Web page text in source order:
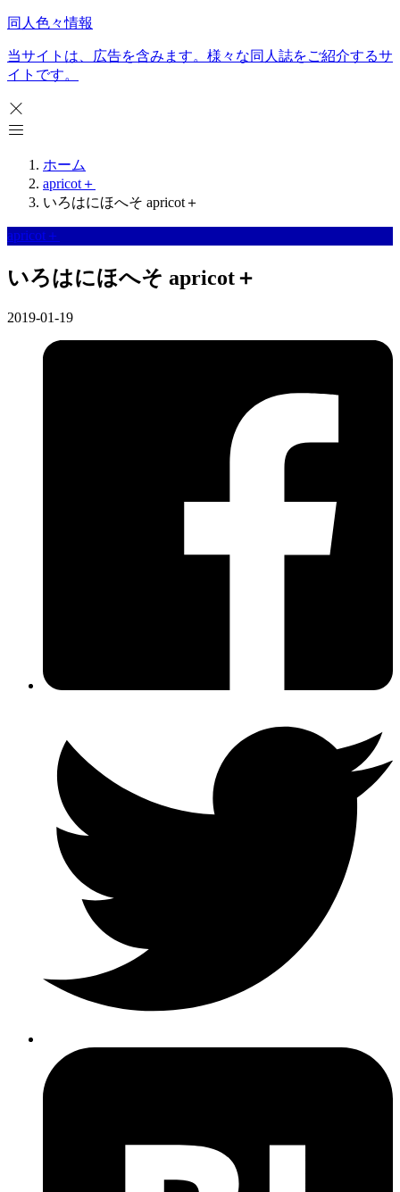
同人色々情報
当サイトは、広告を含みます。様々な同人誌をご紹介するサ
イトです。
ホーム
apricot＋
いろはにほへそ apricot＋
apricot＋
いろはにほへそ apricot＋
2019-01-19